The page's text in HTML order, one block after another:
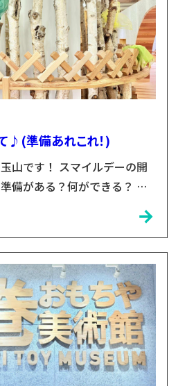
スタッフがつくったきらきら
♪(準備あれこれ！)
山です！ スマイルデーの開
備がある？何ができる？ ス
てくれました！優しいイメー
婦とは何度か打合せ、ボラ
東京おもちゃ美術館から
に携わるおふたりが、花巻の
いと連絡くださいました。心